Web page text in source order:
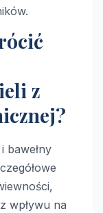
z
bawełny
wpływu na